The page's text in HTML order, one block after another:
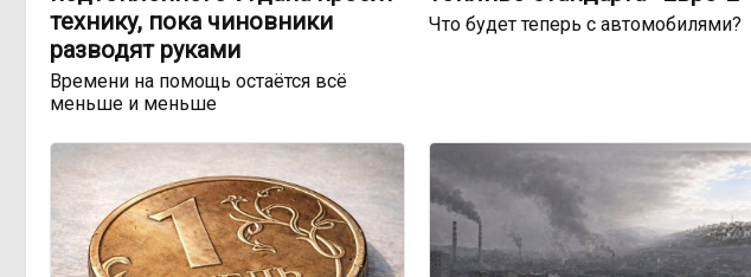
технику, пока чиновники
разводят руками
Времени на помощь остаётся всё
меньше и меньше
Что будет теперь с автомобилями?